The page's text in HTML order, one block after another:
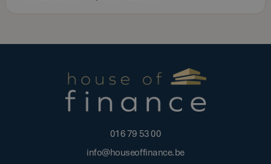
016 79 53 00
info@houseoffinance.be